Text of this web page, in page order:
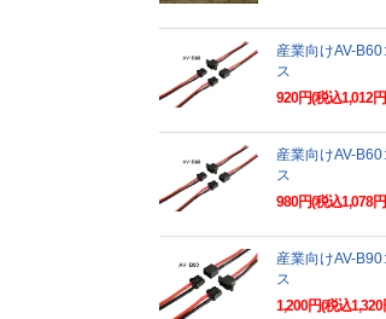
産業向けAV-
ス
920円(税込1,012
産業向けAV-
ス
980円(税込1,078
産業向けAV-
ス
1,200円(税込1,320